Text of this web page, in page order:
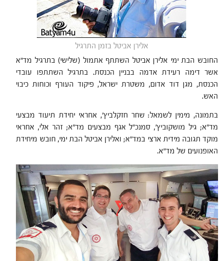
אלירן אביטל בזמן התרגיל
החובש הבת ימי אלירן אביטל השתתף אתמול (שלישי) בתרגיל מד"א
אשר דימה רעידת אדמה בבניין הכנסת. בתרגיל השתתפו עובדי
הכנסת, מגן דוד אדום, משטרת ישראל, פיקוד העורף וכוחות כיבוי
האש.
בתמונה, מימין לשמאל: שחר חזקלביץ', אחראי יחידת תיעוד מבצעי
מד"א; גיל מושקוביץ', סמנכ"ל אגף מבצעים מד"א; זהר אלי, אחראי
מוקד תגובה מידית ארצי במד"א; ואלירן אביטל הבת ימי, חובש מיחידת
האופנועים של מד"א.